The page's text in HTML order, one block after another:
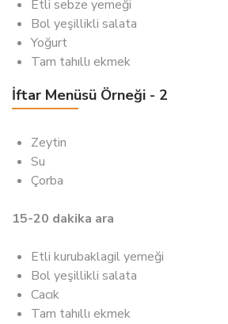
Etli sebze yemeği
Bol yeşillikli salata
Yoğurt
Tam tahıllı ekmek
İftar Menüsü Örneği - 2
Zeytin
Su
Çorba
15-20 dakika ara
Etli kurubaklagil yemeği
Bol yeşillikli salata
Cacık
Tam tahıllı ekmek